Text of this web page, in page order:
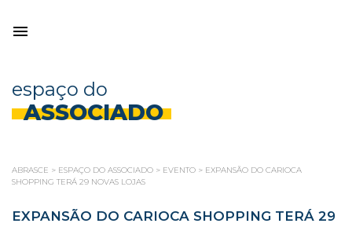
espaço do
ASSOCIADO
ABRASCE > ESPAÇO DO ASSOCIADO > EVENTO > EXPANSÃO DO CARIOCA
SHOPPING TERÁ 29 NOVAS LOJAS
EXPANSÃO DO CARIOCA SHOPPING TERÁ 29